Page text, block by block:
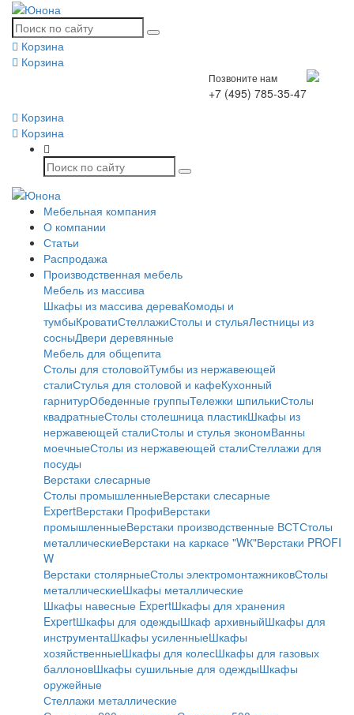
Корзина
Корзина
Позвоните нам
+7 (495) 785-35-47
Корзина
Корзина
Мебельная компания
О компании
Статьи
Распродажа
Производственная мебель
Мебель из массива
Шкафы из массива дереваКомоды и
тумбыКроватиСтеллажиСтолы и стульяЛестницы из
сосныДвери деревянные
Мебель для общепита
Столы для столовойТумбы из нержавеющей
сталиСтулья для столовой и кафеКухонный
гарнитурОбеденные группыТележки шпилькиСтолы
квадратныеСтолы столешница пластикШкафы из
нержавеющей сталиСтолы и стулья экономВанны
моечныеСтолы из нержавеющей сталиСтеллажи для
посуды
Верстаки слесарные
Столы промышленныеВерстаки слесарные
ExpertВерстаки ПрофиВерстаки
промышленныеВерстаки производственные ВСТСтолы
металлическиеВерстаки на каркасе "WК"Верстаки PROFI
W
Верстаки столярныеСтолы электромонтажниковСтолы
металлическиеШкафы металлические
Шкафы навесные ExpertШкафы для хранения
ExpertШкафы для одеждыШкаф архивныйШкафы для
инструментаШкафы усиленныеШкафы
хозяйственныеШкафы для колесШкафы для газовых
баллоновШкафы сушильные для одеждыШкафы
оружейные
Стеллажи металлические